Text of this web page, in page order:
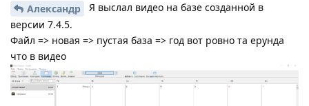
Александр
Я выслал видео на базе созданной в
версии 7.4.5.
Файл => новая => пустая база => год вот ровно та ерунда
что в видео